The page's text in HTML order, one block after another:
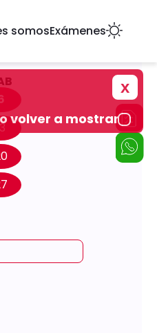
somosExámenes
volver a mostrar
x